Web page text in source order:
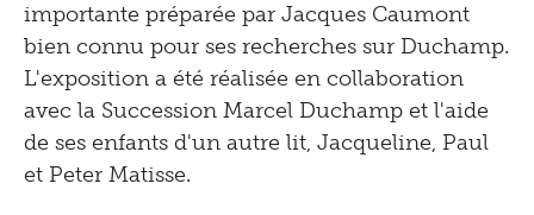
importante préparée par Jacques Caumont
bien connu pour ses recherches sur Duchamp.
L'exposition a été réalisée en collaboration
avec la Succession Marcel Duchamp et l'aide
de ses enfants d'un autre lit, Jacqueline, Paul
et Peter Matisse.